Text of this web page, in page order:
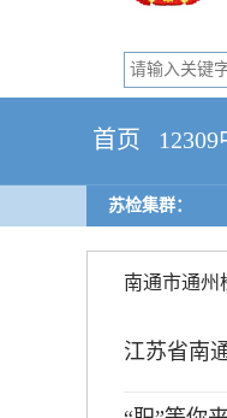
首页
苏检集群：
南通市通州
江苏省南